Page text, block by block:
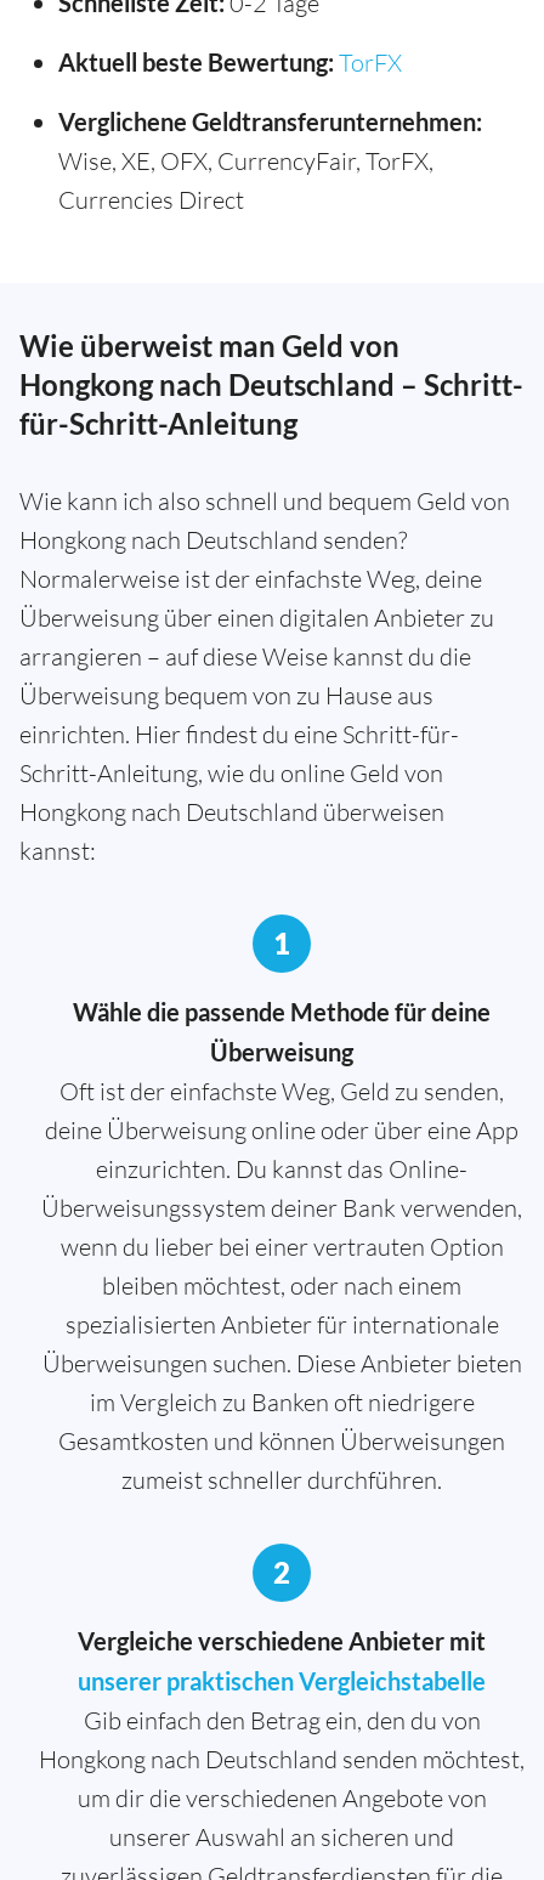
Aktuell beste Bewertung: TorFX
Verglichene Geldtransferunternehmen:
Wise, XE, OFX, CurrencyFair, TorFX,
Currencies Direct
Wie überweist man Geld von
Hongkong nach Deutschland – Schritt-
für-Schritt-Anleitung
Wie kann ich also schnell und bequem Geld von
Hongkong nach Deutschland senden?
Normalerweise ist der einfachste Weg, deine
Überweisung über einen digitalen Anbieter zu
arrangieren – auf diese Weise kannst du die
Überweisung bequem von zu Hause aus
einrichten. Hier findest du eine Schritt-für-
Schritt-Anleitung, wie du online Geld von
Hongkong nach Deutschland überweisen
kannst:
1
Wähle die passende Methode für deine
Überweisung
Oft ist der einfachste Weg, Geld zu senden,
deine Überweisung online oder über eine App
einzurichten. Du kannst das Online-
Überweisungssystem deiner Bank verwenden,
wenn du lieber bei einer vertrauten Option
bleiben möchtest, oder nach einem
spezialisierten Anbieter für internationale
Überweisungen suchen. Diese Anbieter bieten
im Vergleich zu Banken oft niedrigere
Gesamtkosten und können Überweisungen
zumeist schneller durchführen.
2
Vergleiche verschiedene Anbieter mit
unserer praktischen Vergleichstabelle
Gib einfach den Betrag ein, den du von
Hongkong nach Deutschland senden möchtest,
um dir die verschiedenen Angebote von
unserer Auswahl an sicheren und